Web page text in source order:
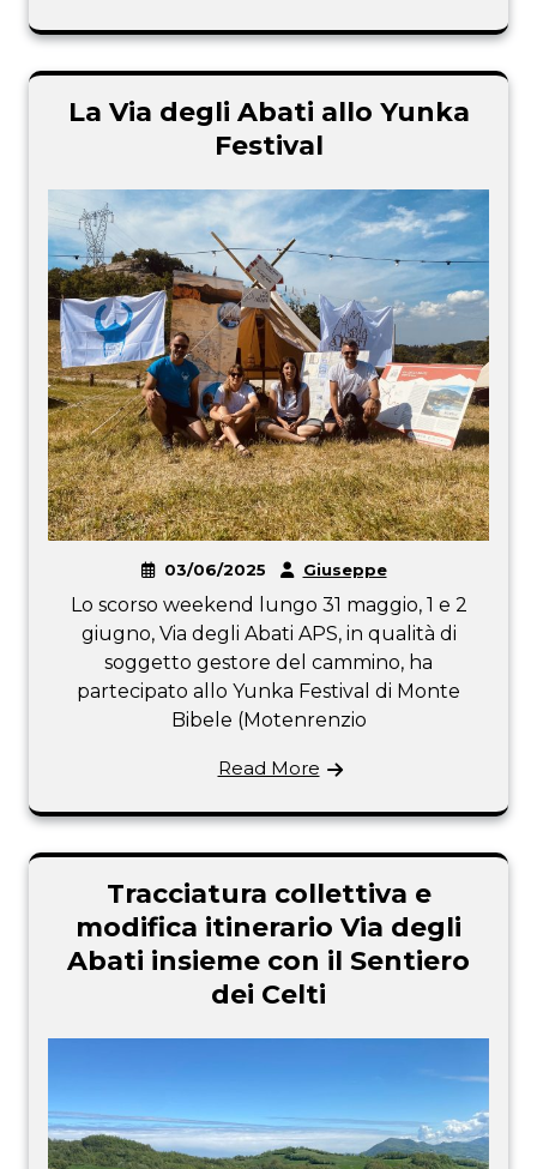
La Via degli Abati allo Yunka
Festival
03/06/2025 Giuseppe
Lo scorso weekend lungo 31 maggio, 1 e 2
giugno, Via degli Abati APS, in qualità di
soggetto gestore del cammino, ha
partecipato allo Yunka Festival di Monte
Bibele (Motenrenzio
Read More
Tracciatura collettiva e
modifica itinerario Via degli
Abati insieme con il Sentiero
dei Celti